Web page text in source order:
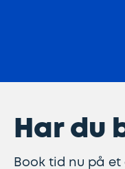
Har du
Book tid nu på